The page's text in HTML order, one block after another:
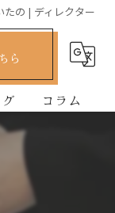
の | ディレクター
ら
コラム